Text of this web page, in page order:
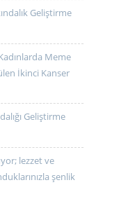
Geliştirme
Meme
İkinci Kanser
Geliştirme
lezzet ve
şenlik